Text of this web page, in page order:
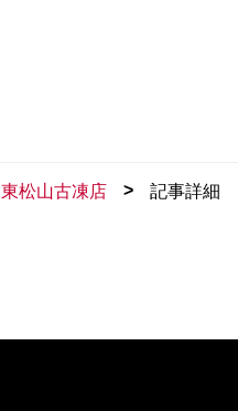
東松山古凍店 > 記事詳細